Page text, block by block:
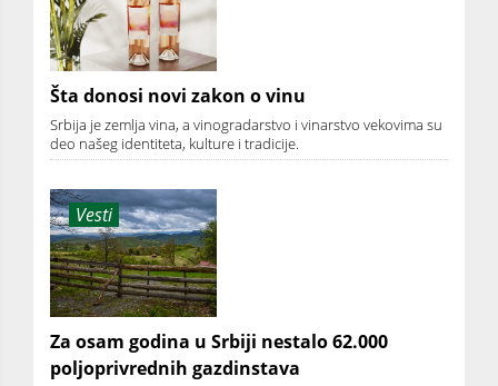
Šta donosi novi zakon o vinu
Srbija je zemlja vina, a vinogradarstvo i vinarstvo vekovima su
deo našeg identiteta, kulture i tradicije.
Vesti
Za osam godina u Srbiji nestalo 62.000
poljoprivrednih gazdinstava